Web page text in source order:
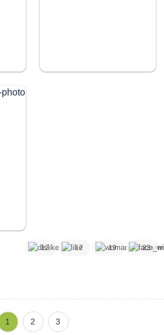
12 17 19 23
1 2 3